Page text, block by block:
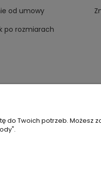
od umowy
po rozmiarach
Twoich potrzeb. Możesz